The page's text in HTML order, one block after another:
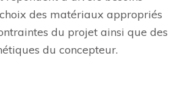
des matériaux appropriés
du projet ainsi que des
du concepteur.